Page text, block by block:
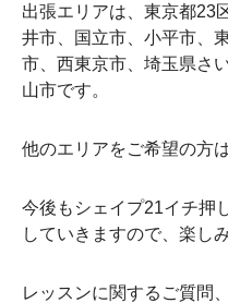
出張エリアは、東京都23
井市、国立市、小平市、
市、西東京市、埼玉県さ
山市です。
他のエリアをご希望の方
今後もシェイプ21イチ押
していきますので、楽し
レッスンに関するご質問